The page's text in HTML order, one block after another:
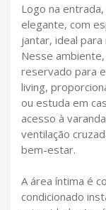
Logo na
elegante, com
jantar, ideal
Nesse
reservado para
living,
ou estuda em
acesso à
ventilação
bem-estar.
A área íntima é
condicionado